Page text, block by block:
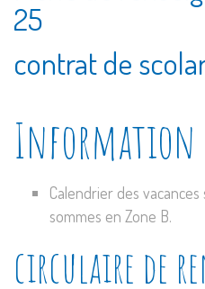
25
contrat de
Information
Calendrier des
sommes en Zone B.
circulaire de